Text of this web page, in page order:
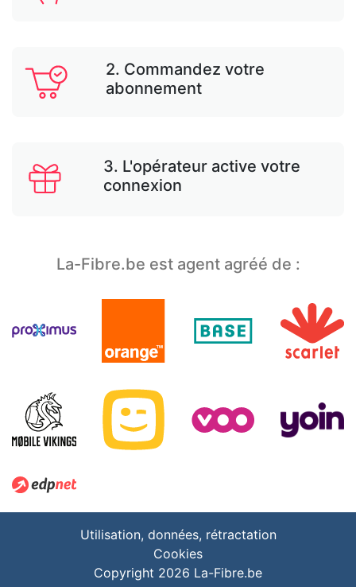
2. Commandez votre
abonnement
3. L'opérateur active votre
connexion
La-Fibre.be est agent agréé de :
Utilisation, données, rétractation
Cookies
Copyright 2026 La-Fibre.be